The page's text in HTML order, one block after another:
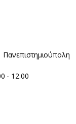
- 12.00